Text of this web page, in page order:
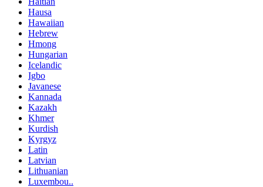
Hausa
Hawaiian
Hebrew
Hmong
Hungarian
Icelandic
Igbo
Javanese
Kannada
Kazakh
Khmer
Kurdish
Kyrgyz
Latin
Latvian
Lithuanian
Luxembou..